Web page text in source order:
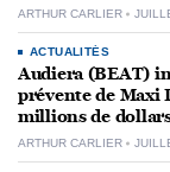
ARTHUR CARLIER
ACTUALITÉS
Audiera (BEAT)
prévente de Maxi
millions de
ARTHUR CARLIER